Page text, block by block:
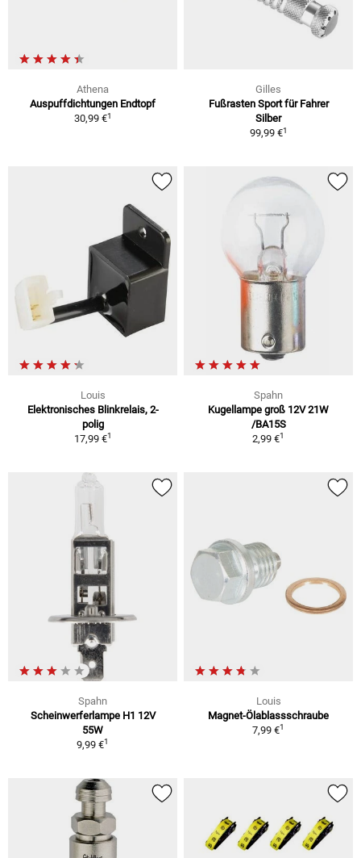
Athena
Auspuffdichtungen Endtopf
30,99 €1
Gilles
Fußrasten Sport für Fahrer
Silber
99,99 €1
Louis
Elektronisches Blinkrelais, 2-
polig
17,99 €1
Spahn
Kugellampe groß 12V 21W
/BA15S
2,99 €1
Spahn
Scheinwerferlampe H1 12V
55W
9,99 €1
Louis
Magnet-Ölablassschraube
7,99 €1